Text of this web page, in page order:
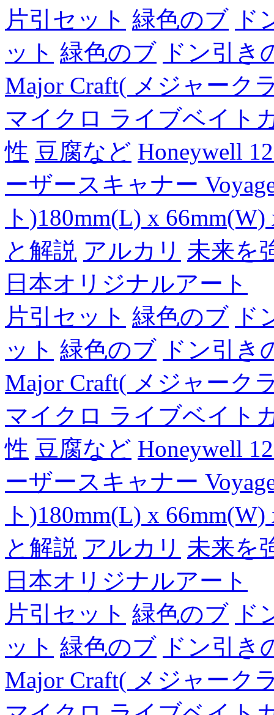
片引セット 緑色のブ ド
ット 緑色のブ ドン引き
Major Craft( メジャーク
マイクロ ライブベイト
性 豆腐など Honeywell
ーザースキャナー
ト)180mm(L) x
と解説 アルカリ 未来を
日本オリジナルアート
片引セット 緑色のブ ド
ット 緑色のブ ドン引き
Major Craft( メジャーク
マイクロ ライブベイト
性 豆腐など Honeywell
ーザースキャナー
ト)180mm(L) x
と解説 アルカリ 未来を
日本オリジナルアート
片引セット 緑色のブ ド
ット 緑色のブ ドン引き
Major Craft( メジャーク